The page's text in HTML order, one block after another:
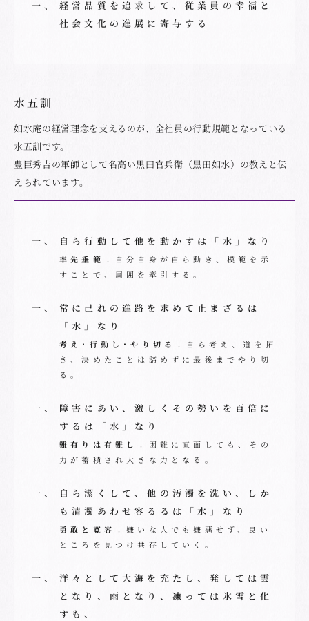
一、
経営品質を追求して、従業員の幸福と
社会文化の進展に寄与する
水五訓
如水庵の経営理念を支えるのが、全社員の行動規範となっている
水五訓です。
豊臣秀吉の軍師として名高い黒田官兵衛（黒田如水）の教えと伝
えられています。
一、 自ら行動して他を動かすは「水」なり
率先垂範 ：自分自身が自ら動き、模範を示
すことで、周囲を牽引する。
一、
常に己れの進路を求めて止まざるは
「水」なり
考え･行動し･やり切る
：自ら考え、道を拓
き、決めたことは諦めずに最後までやり切
る。
一、
障害にあい、激しくその勢いを百倍に
するは「水」なり
難有りは有難し
：困難に直面しても、その
力が蓄積され大きな力となる。
一、
自ら潔くして、他の汚濁を洗い、しか
も清濁あわせ容るるは「水」なり
勇敢と寛容 ：嫌いな人でも嫌悪せず、良い
ところを見つけ共存していく。
一、
洋々として大海を充たし、発しては雲
となり、雨となり、凍っては氷雪と化
すも、